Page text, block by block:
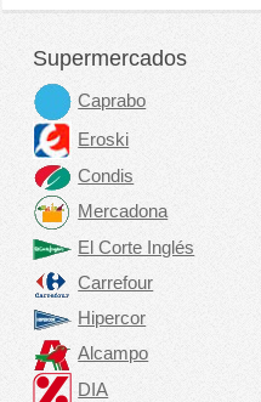
Supermercados
Caprabo
Eroski
Condis
Mercadona
El Corte Inglés
Carrefour
Hipercor
Alcampo
DIA